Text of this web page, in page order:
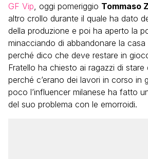
GF Vip , oggi pomeriggio Tommaso
altro crollo durante il quale ha dato
della produzione e poi ha aperto la
minacciando di abbandonare la
perché dico che deve restare in
Fratello ha chiesto ai ragazzi di stare
perché c’erano dei lavori in corso in
poco l’influencer milanese ha fatto
del suo problema con le emorroidi.